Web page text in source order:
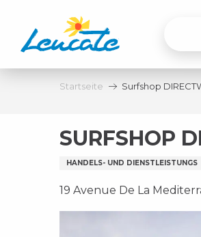
contenu
principal
Startseite Surfshop
SURFSHOP
HANDELS- UND DIENSTLEISTUNGS
19 Avenue De La